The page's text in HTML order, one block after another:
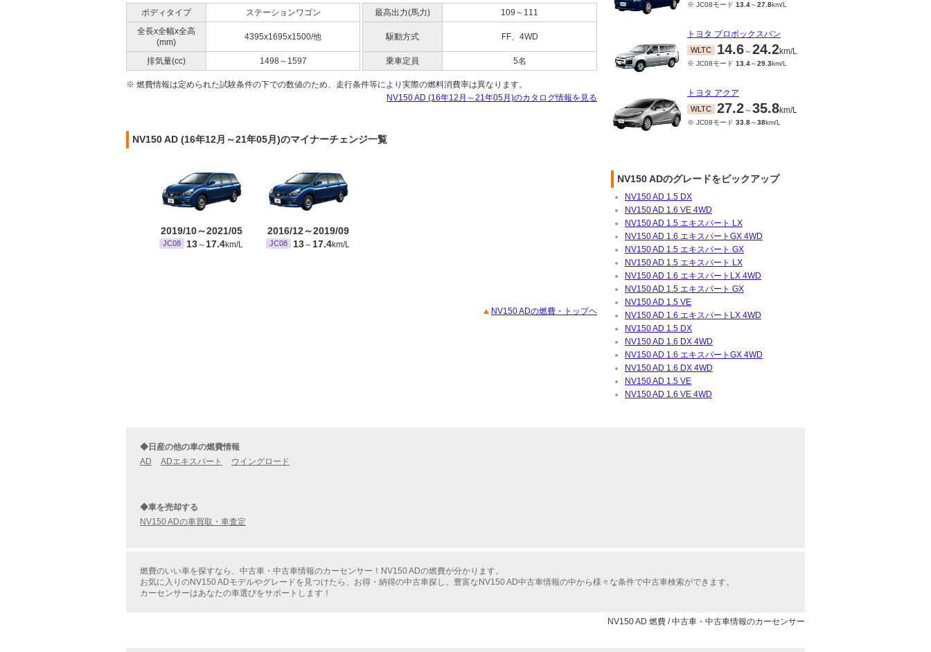
ボディタイプ ステーションワゴン 最高出力(馬力)
109～111
全長x全幅x全高
(mm)
4395x1695x1500/他 駆動方式 FF、4WD
排気量(cc) 1498～1597 乗車定員 5名
※ 燃費情報は定められた試験条件の下での数値のため、走行条件等により実際の燃料消費率は異なります。
NV150 AD (16年12月～21年05月)のカタログ情報を見る
NV150 AD (16年12月～21年05月)のマイナーチェンジ一覧
2019/10～2021/05
JC08 13～ 17.4km/L
2016/12～2019/09
JC08 13～ 17.4km/L
NV150 ADの燃費・トップヘ
※ JC08モード 13.4～27.8km/L
トヨタ プロボックスバン
WLTC 14.6～24.2km/L
※ JC08モード 13.4～29.3km/L
トヨタ アクア
WLTC 27.2～35.8km/L
※ JC08モード 33.8～38km/L
NV150 ADのグレードをピックアップ
NV150 AD 1.5 DX
NV150 AD 1.6 VE 4WD
NV150 AD 1.5 エキスパート LX
NV150 AD 1.6 エキスパートGX 4WD
NV150 AD 1.5 エキスパート GX
NV150 AD 1.5 エキスパート LX
NV150 AD 1.6 エキスパートLX 4WD
NV150 AD 1.5 エキスパート GX
NV150 AD 1.5 VE
NV150 AD 1.6 エキスパートLX 4WD
NV150 AD 1.5 DX
NV150 AD 1.6 DX 4WD
NV150 AD 1.6 エキスパートGX 4WD
NV150 AD 1.6 DX 4WD
NV150 AD 1.5 VE
NV150 AD 1.6 VE 4WD
◆日産の他の車の燃費情報
AD
ADエキスパート ウイングロード
◆車を売却する
NV150 ADの車買取・車査定
燃費のいい車を探すなら、中古車・中古車情報のカーセンサー！NV150 ADの燃費が分かります。
お気に入りのNV150 ADモデルやグレードを見つけたら、お得・納得の中古車探し。豊富なNV150 AD中古車情報の中から様々な条件で中古車検索ができます。
カーセンサーはあなたの車選びをサポートします！
NV150 AD 燃費 / 中古車・中古車情報のカーセンサー